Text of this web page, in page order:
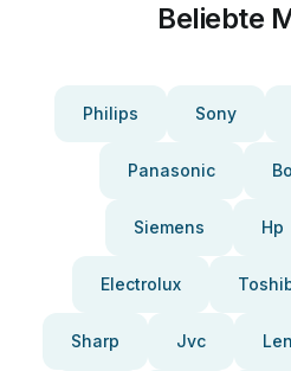
Beliebte
Philips Sony
Panasonic
Siemens Hp
Electrolux
Sharp Jvc